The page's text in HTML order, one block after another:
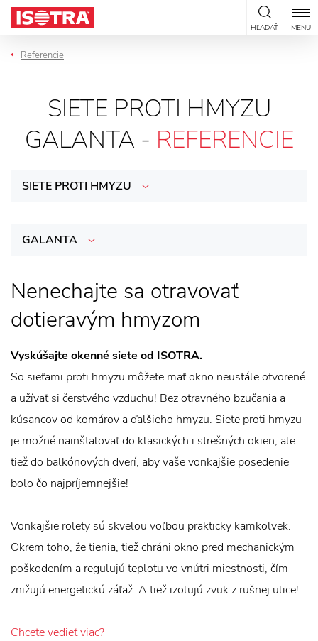
Preskočiť na obsah
HĽADAŤ MENU
Referencie
SIETE PROTI HMYZU
GALANTA - REFERENCIE
SIETE PROTI HMYZU
GALANTA
Nenechajte sa otravovať
dotieravým hmyzom
Vyskúšajte okenné siete od ISOTRA.
So sieťami proti hmyzu môžete mať okno neustále otvorené
a užívať si čerstvého vzduchu! Bez otravného bzučania a
kúsancov od komárov a ďalšieho hmyzu. Siete proti hmyzu
je možné nainštalovať do klasických i strešných okien, ale
tiež do balkónových dverí, aby vaše vonkajšie posedenie
bolo čo najpríjemnejšie!
Vonkajšie rolety sú skvelou voľbou prakticky kamkoľvek.
Okrem toho, že tienia, tiež chráni okno pred mechanickým
poškodením a regulujú teplotu vo vnútri miestnosti, čím
znižujú energetickú záťaž. A tiež izolujú zvuk z rušnej ulice!
Chcete vedieť viac?